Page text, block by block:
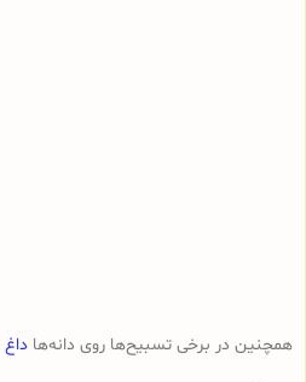
همچنین در برخی تسبیح‌ها روی دانه‌ها داغ